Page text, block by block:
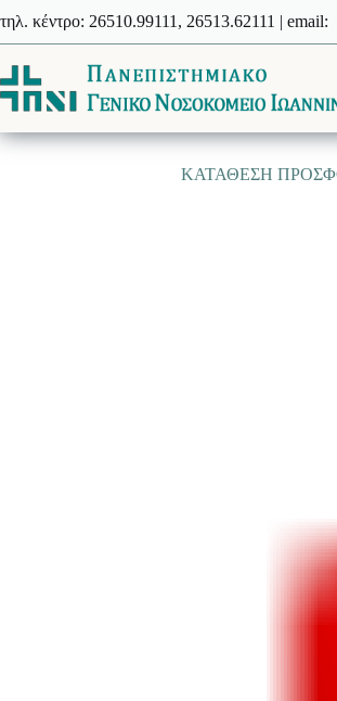
στο
περιεχόμενο
τηλ. κέντρο: 26510.99111, 26513.62111 | email:
ΚΑΤΑΘΕΣΗ